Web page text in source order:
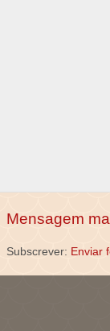
Mensagem
Subscrever: Enviar